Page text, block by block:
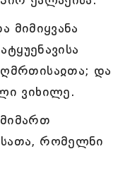
მიმიყვანა
და
ვიხილე.
რომელნი